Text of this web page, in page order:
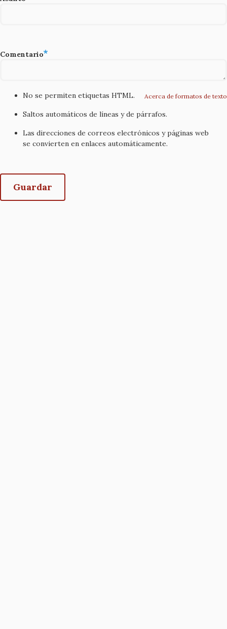
Comentario
Acerca de formatos de texto
No se permiten etiquetas HTML.
Saltos automáticos de líneas y de párrafos.
Las direcciones de correos electrónicos y páginas web
se convierten en enlaces automáticamente.